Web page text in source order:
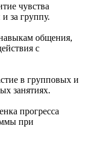
чувства
за группу.
общения,
с
в групповых и
занятиях.
прогресса
при